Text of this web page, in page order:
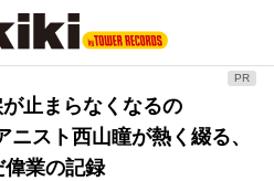
止まらなくなるの
スト西山瞳が熱く綴る、
偉業の記録